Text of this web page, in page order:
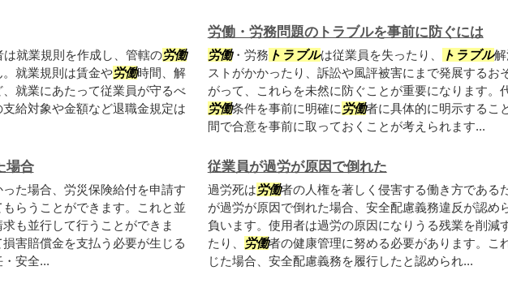
就業規則を作成し、管轄の労働
就業規則は賃金や労働時間、解
就業にあたって従業員が守るべ
給対象や金額など退職金規定は
労働・労務問題のトラブルを事前に防ぐには
労働・労務 トラブルは従業員を失ったり、 トラブル
ストがかかったり、訴訟や風評被害にまで発展するお
がって、これらを未然に防ぐことが重要になります。
労働条件を事前に明確に 労働者に具体的に明示するこ
間で合意を事前に取っておくことが考えられます...
場合
た場合、労災保険給付を申請す
らうことができます。これと並
も並行して行うことができま
害賠償金を支払う必要が生じる
安全...
従業員が過労が原因で倒れた
過労死は労働者の人権を著しく侵害する働き方である
が過労が原因で倒れた場合、安全配慮義務違反が認め
負います。使用者は過労の原因になりうる残業を削減
たり、
労働者の健康管理に努める必要があります。こ
じた場合、安全配慮義務を履行したと認められ...